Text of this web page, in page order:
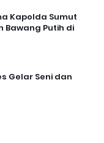
Kapolda Sumut
Bawang Putih di
Gelar Seni dan